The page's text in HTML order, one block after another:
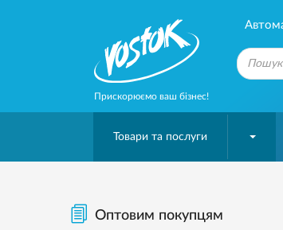
Прискорюємо ваш бізнес!
Товари та послуги
Оптовим покупцям